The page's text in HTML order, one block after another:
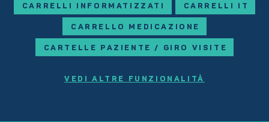
CARRELLI INFORMATIZZATI CARRELLI IT
CARRELLO MEDICAZIONE
CARTELLE PAZIENTE / GIRO VISITE
VEDI ALTRE FUNZIONALITÀ